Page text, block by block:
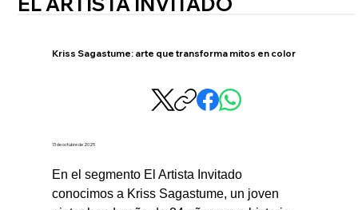
Kriss Sagastume: arte que transforma mitos en color
13 de octubre de 2025
En el segmento El Artista Invitado
conocimos a Kriss Sagastume, un joven